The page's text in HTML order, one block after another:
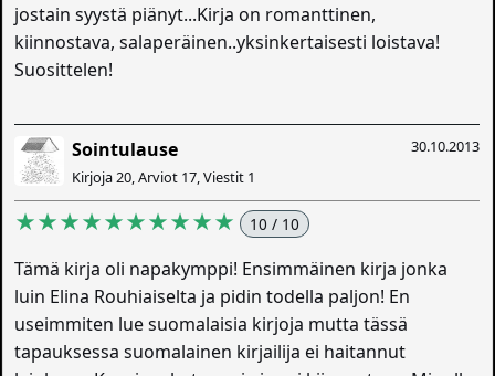
jostain syystä piänyt...Kirja on romanttinen,
kiinnostava, salaperäinen..yksinkertaisesti loistava!
Suosittelen!
30.10.2013
Sointulause
Kirjoja 20, Arviot 17, Viestit 1
★★★★★★★★★★ 10 / 10
Tämä kirja oli napakymppi! Ensimmäinen kirja jonka
luin Elina Rouhiaiselta ja pidin todella paljon! En
useimmiten lue suomalaisia kirjoja mutta tässä
tapauksessa suomalainen kirjailija ei haitannut